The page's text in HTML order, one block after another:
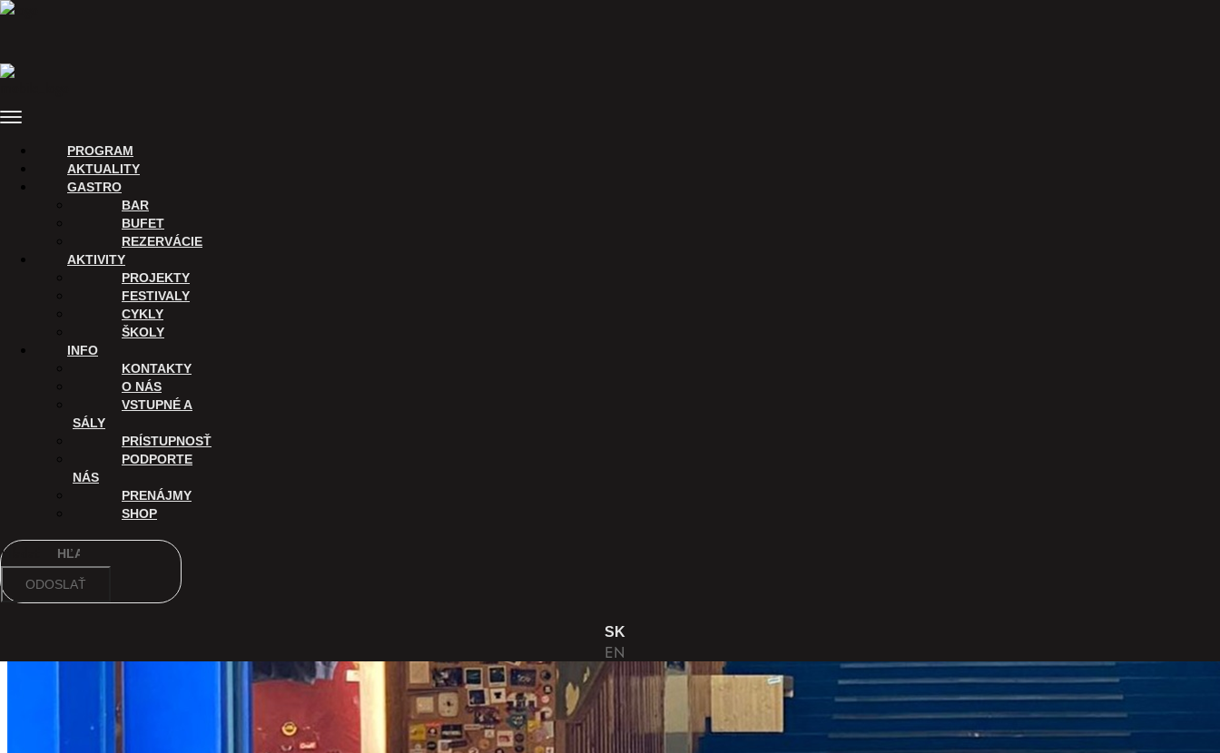
Preskočiť
Menu
PROGRAM
AKTUALITY
GASTRO
BAR
BUFET
REZERVÁCIE
AKTIVITY
PROJEKTY
FESTIVALY
CYKLY
ŠKOLY
INFO
KONTAKTY
O NÁS
VSTUPNÉ A
SÁLY
PRÍSTUPNOSŤ
PODPORTE
NÁS
PRENÁJMY
SHOP
Hľadať
ODOSLAŤ
SK
EN